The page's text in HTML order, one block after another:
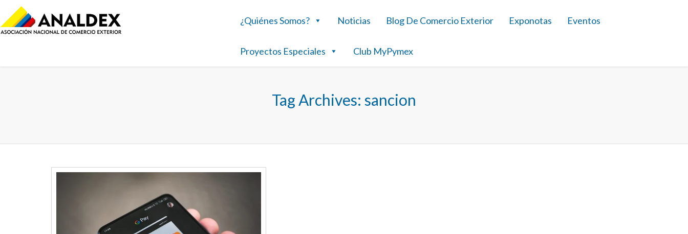
¿Quiénes Somos? Noticias Blog De Comercio Exterior Exponotas Eventos
Proyectos Especiales Club MyPymex
Tag Archives: sancion